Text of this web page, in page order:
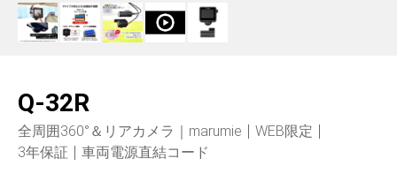
Q-32R
全周囲360°＆リアカメラ｜marumie
WEB限定
3年保証
車両電源直結コード